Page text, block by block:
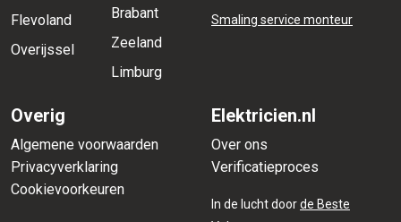
Flevoland
Overijssel
Brabant
Zeeland
Limburg
Smaling service monteur
Overig
Algemene voorwaarden
Privacyverklaring
Cookievoorkeuren
Elektricien.nl
Over ons
Verificatieproces
In de lucht doorde Beste